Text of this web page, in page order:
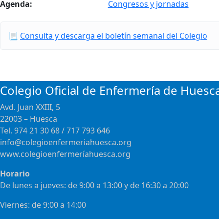
Agenda: Congresos y jornadas
📃 Consulta y descarga el boletín semanal del Colegio
Colegio Oficial de Enfermería de
Avd. Juan XXIII, 5
22003 – Huesca
Tel. 974 21 30 68 / 717 793 646
info@colegioenfermeriahuesca.org
www.colegioenfermeríahuesca.org
Horario
De lunes a jueves: de 9:00 a 13:00 y de 16:30 a 20:00
Viernes: de 9:00 a 14:00